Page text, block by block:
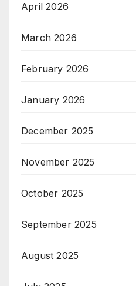
April 2026
March 2026
February 2026
January 2026
December 2025
November 2025
October 2025
September 2025
August 2025